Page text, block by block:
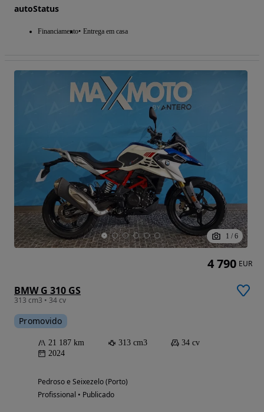
autoStatus
Financiamento Entrega em casa
1 / 6
BMW G 310 GS
313 cm3 • 34 cv
Promovido
21 187 km 313 cm3
34 cv
2024
Pedroso e Seixezelo (Porto)
Profissional • Publicado
4 790 EUR